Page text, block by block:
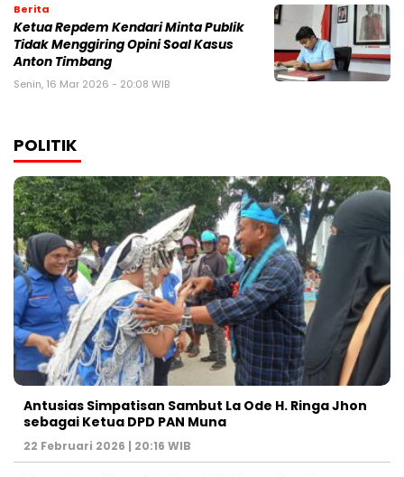
Berita
Ketua Repdem Kendari Minta Publik
Tidak Menggiring Opini Soal Kasus
Anton Timbang
Senin, 16 Mar 2026 - 20:08 WIB
POLITIK
Antusias Simpatisan Sambut La Ode H. Ringa Jhon
sebagai Ketua DPD PAN Muna
22 Februari 2026 | 20:16 WIB